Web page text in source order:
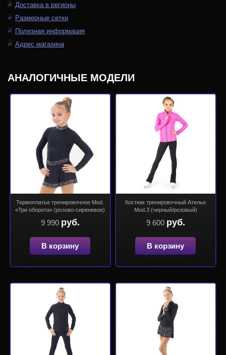
Доставка в регионы
Размерные сетки
Полезная информация
Адрес магазина
АНАЛОГИЧНЫЕ МОДЕЛИ
Термоплатье тренировочное Mod.
«Три оборота» (розово-сиреневое)
9 990 руб.
В корзину
Костюм тренировочный Ателье
Mod.3 (черный/розовый)
9 600 руб.
В корзину